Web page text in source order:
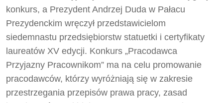
konkurs, a Prezydent Andrzej Duda w Pałacu
Prezydenckim wręczył przedstawicielom
siedemnastu przedsiębiorstw statuetki i certyfikaty
laureatów XV edycji. Konkurs „Pracodawca
Przyjazny Pracownikom” ma na celu promowanie
pracodawców, którzy wyróżniają się w zakresie
przestrzegania przepisów prawa pracy, zasad